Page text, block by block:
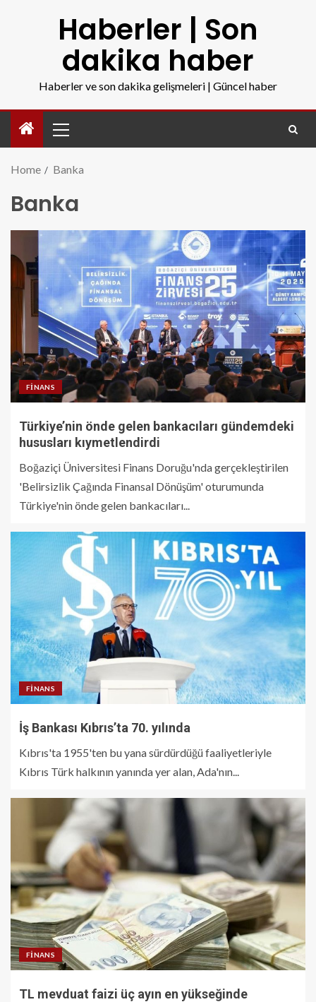
Haberler | Son
dakika haber
Haberler ve son dakika gelişmeleri | Güncel haber
Home Banka
Banka
FINANS
Türkiye’nin önde gelen bankacıları gündemdeki
hususları kıymetlendirdi
Boğaziçi Üniversitesi Finans Doruğu'nda gerçekleştirilen
'Belirsizlik Çağında Finansal Dönüşüm' oturumunda
Türkiye'nin önde gelen bankacıları...
FINANS
İş Bankası Kıbrıs’ta 70. yılında
Kıbrıs'ta 1955'ten bu yana sürdürdüğü faaliyetleriyle
Kıbrıs Türk halkının yanında yer alan, Ada'nın...
FINANS
TL mevduat faizi üç ayın en yükseğinde